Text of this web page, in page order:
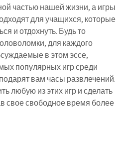
частью нашей жизни, а игры
для учащихся, которые
и отдохнуть. Будь то
для каждого
в этом эссе,
популярных игр среди
вам часы развлечений.
любую из этих игр и сделать
свое свободное время более